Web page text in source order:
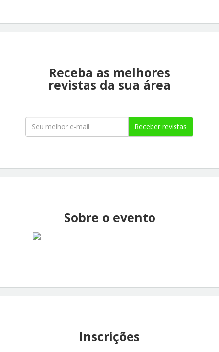
Receba as melhores
revistas da sua área
Receber revistas
Sobre o evento
Inscrições